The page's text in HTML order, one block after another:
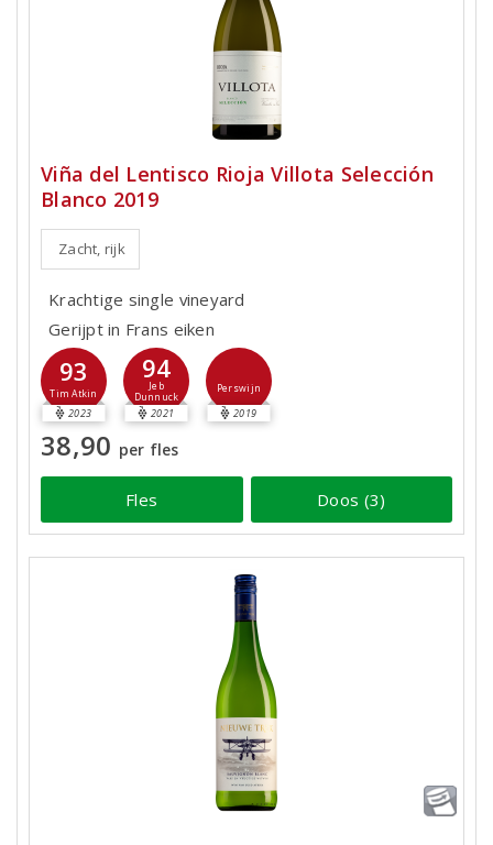
Viña del Lentisco Rioja Villota Selección
Blanco 2019
Zacht, rijk
Krachtige single vineyard
Gerijpt in Frans eiken
93
Tim Atkin
2023
94
Jeb
Dunnuck
2021
Perswijn
2019
38,90 per fles
Fles Doos (3)